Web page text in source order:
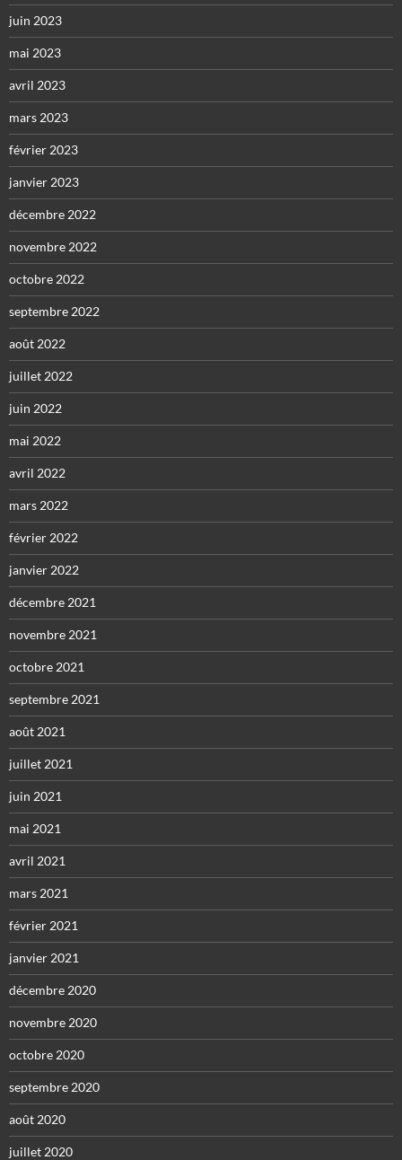
juin 2023
mai 2023
avril 2023
mars 2023
février 2023
janvier 2023
décembre 2022
novembre 2022
octobre 2022
septembre 2022
août 2022
juillet 2022
juin 2022
mai 2022
avril 2022
mars 2022
février 2022
janvier 2022
décembre 2021
novembre 2021
octobre 2021
septembre 2021
août 2021
juillet 2021
juin 2021
mai 2021
avril 2021
mars 2021
février 2021
janvier 2021
décembre 2020
novembre 2020
octobre 2020
septembre 2020
août 2020
juillet 2020